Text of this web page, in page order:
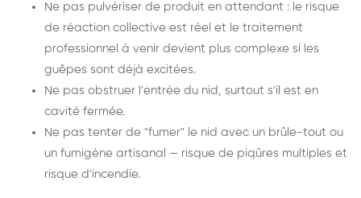
Ne pas pulvériser de produit en attendant : le risque
de réaction collective est réel et le traitement
professionnel à venir devient plus complexe si les
guêpes sont déjà excitées.
Ne pas obstruer l'entrée du nid, surtout s'il est en
cavité fermée.
Ne pas tenter de "fumer" le nid avec un brûle-tout ou
un fumigène artisanal — risque de piqûres multiples et
risque d'incendie.